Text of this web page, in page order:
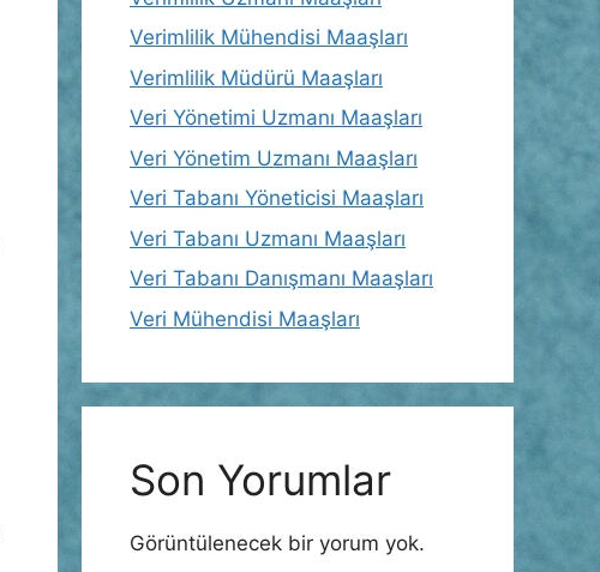
Verimlilik Mühendisi Maaşları
Verimlilik Müdürü Maaşları
Veri Yönetimi Uzmanı Maaşları
Veri Yönetim Uzmanı Maaşları
Veri Tabanı Yöneticisi Maaşları
Veri Tabanı Uzmanı Maaşları
Veri Tabanı Danışmanı Maaşları
Veri Mühendisi Maaşları
Son Yorumlar
Görüntülenecek bir yorum yok.